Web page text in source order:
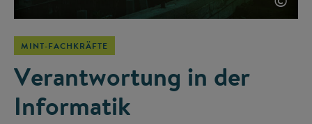
MINT-FACHKRÄFTE
Verantwortung in der
Informatik